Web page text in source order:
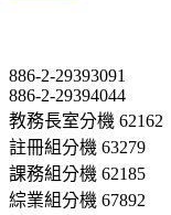
886-2-29393091
886-2-29394044
教務長室分機 62162
註冊組分機 63279
課務組分機 62185
綜業組分機 67892